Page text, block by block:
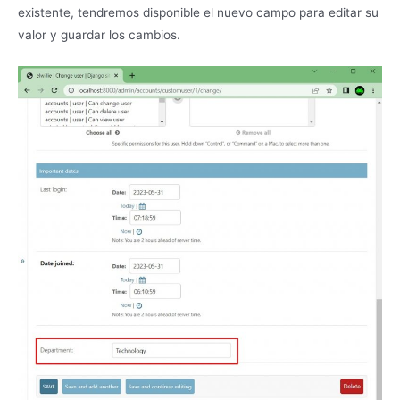
existente, tendremos disponible el nuevo campo para editar su
valor y guardar los cambios.